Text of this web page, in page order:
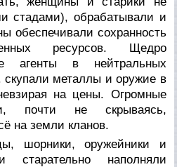
стадами), обрабатывали и
сохранность
ресурсов. Щедро
агенты в нейтральных
скупали металлы и оружие в
на цены. Огромные
почти не скрываясь,
на земли кланов.
шорники, оружейники и
старательно наполняли